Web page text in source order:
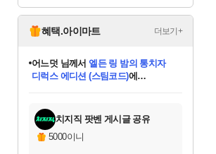
혜택.아이마트 더보기+
당첨되셨습니다.
당첨되셨습니다.
어느덧 님께서엘든 링 밤의 통치자
디럭스 에디션 (스팀코드)에
당첨되셨습니다.
에디션 (스팀코드)를 교환.
당첨되셨습니다.
당첨되셨습니다.
당첨되셨습니다.
당첨되셨습니다.
치지직 팟벤 게시글 공유
5000이니